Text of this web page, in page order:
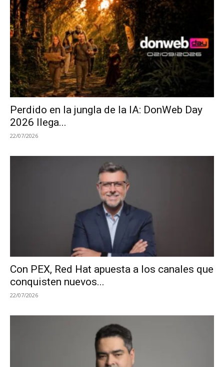
Perdido en la jungla de la IA: DonWeb Day
2026 llega...
22/07/2026
Con PEX, Red Hat apuesta a los canales que
conquisten nuevos...
22/07/2026